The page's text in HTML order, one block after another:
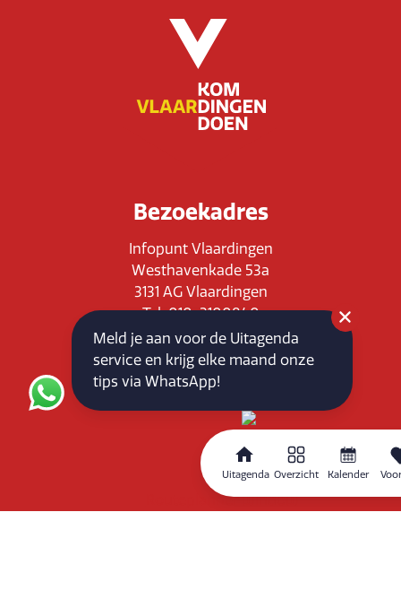
Uitagenda Overzicht Kalender
Bezoekadres
Infopunt Vlaardingen
Westhavenkade 53a
3131 AG Vlaardingen
Tel: 010-3100840
E-mail: info@vlaardingenpartners.nl
KvK: 71555544
BTW : NL858760939B01
Routeplanner
Meld je aan voor de Uitagenda
service en krijg elke maand onze
tips via WhatsApp!